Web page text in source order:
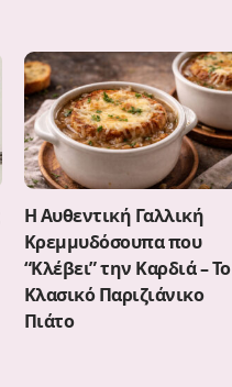
Η Αυθεντική Γαλλική
Κρεμμυδόσουπα που
“Κλέβει” την Καρδιά – Το
Κλασικό Παριζιάνικο
Πιάτο